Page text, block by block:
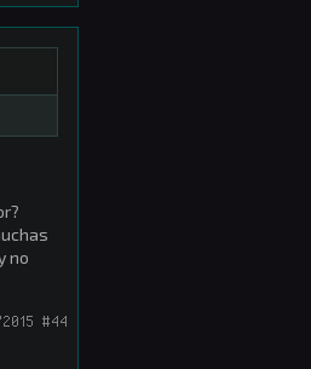
no
#44